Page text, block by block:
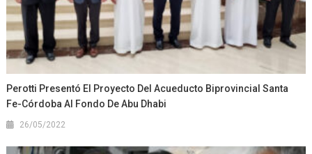
Perotti Presentó El Proyecto Del Acueducto Biprovincial Santa
Fe-Córdoba Al Fondo De Abu Dhabi
26/05/2022